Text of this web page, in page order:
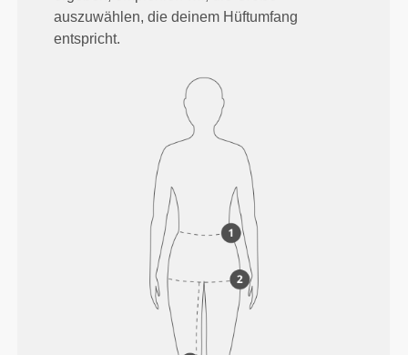
auszuwählen, die deinem Hüftumfang
entspricht.